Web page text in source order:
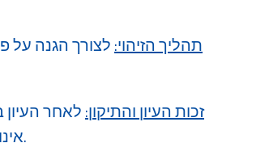
תהליך הזיהוי:לצורך הגנה על
זכות העיון והתיקון:לאחר העיון
אינו מעודכן, הנך רשאי לפנות אלינו בבקשה לתקן את המידע (בכפוף לכל דין).